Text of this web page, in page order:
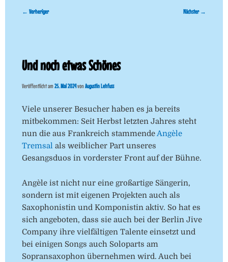
Beitragsnavigation
← Vorheriger Nächster →
Und noch etwas Schönes
Veröffentlicht am25. Mai 2024 vonAugustin Lehfuss
Viele unserer Besucher haben es ja bereits
mitbekommen: Seit Herbst letzten Jahres steht
nun die aus Frankreich stammendeAngèle
Tremsal als weiblicher Part unseres
Gesangsduos in vorderster Front auf der Bühne.
Angèle ist nicht nur eine großartige Sängerin,
sondern ist mit eigenen Projekten auch als
Saxophonistin und Komponistin aktiv. So hat es
sich angeboten, dass sie auch bei der Berlin Jive
Company ihre vielfältigen Talente einsetzt und
bei einigen Songs auch Soloparts am
Sopransaxophon übernehmen wird. Auch bei